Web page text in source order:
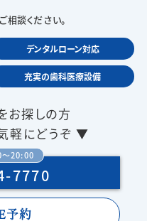
談ください。
デンタルローン対応
充実の歯科医療設備
お探しの方
軽にどうぞ ▼
20:00
7770
予約